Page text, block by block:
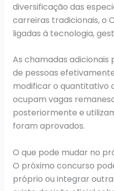
diversificação das
carreiras tradicionais, o
ligadas à tecnologia,
As chamadas
de pessoas
modificar o quantitativo
ocupam vagas
posteriormente e
foram aprovados.
O que pode mudar no
O próximo concurso
próprio ou integrar outra